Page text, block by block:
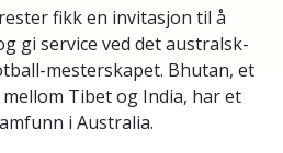
fikk en invitasjon til å
gi service ved det australsk-
mesterskapet. Bhutan, et
Tibet og India, har et
i Australia.